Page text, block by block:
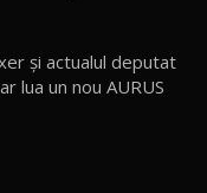
şi actualul deputat
lua un nou AURUS